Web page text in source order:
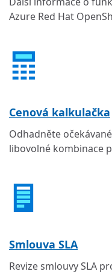
Azure Red Hat
Cenová kalkulačka
Odhadněte
libovolné kombinace
Smlouva SLA
Revize smlouvy SLA